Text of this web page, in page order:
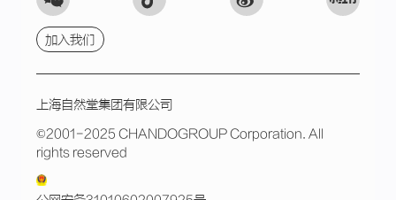
加入我们
上海自然堂集团有限公司
©2001-2025 CHANDOGROUP Corporation. All
rights reserved